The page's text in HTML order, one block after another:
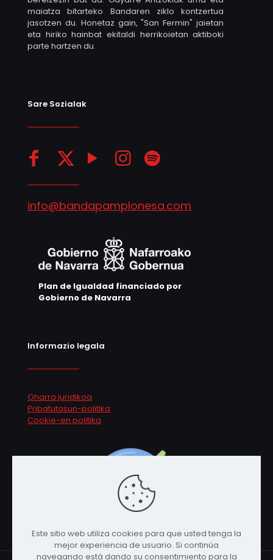
maiatza bitarteko Bandaren ziklo kontzertua
jasotzen du. Honetaz gain, "San Fermin" jaietan
eta hiriko hainbat ekitaldi herrikoietan aktiboki
parte hartzen du.
Sare Sozialak
info@bandapamplonesa.com
Plan de Igualdad financiado por
Gobierno de Navarra
Informazio legala
Oharra juridikoa
Pribatutasun-politika
Cookie-en politika
Este sitio web utiliza cookies para que usted tenga la
mejor experiencia de usuario. Si continúa
navegando está dando su consentimiento para la